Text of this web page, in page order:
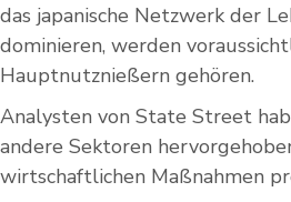
das japanische Netzwerk der
dominieren, werden
Hauptnutznießern gehören.
Analysten von State Street
andere Sektoren
wirtschaftlichen Maßnahmen